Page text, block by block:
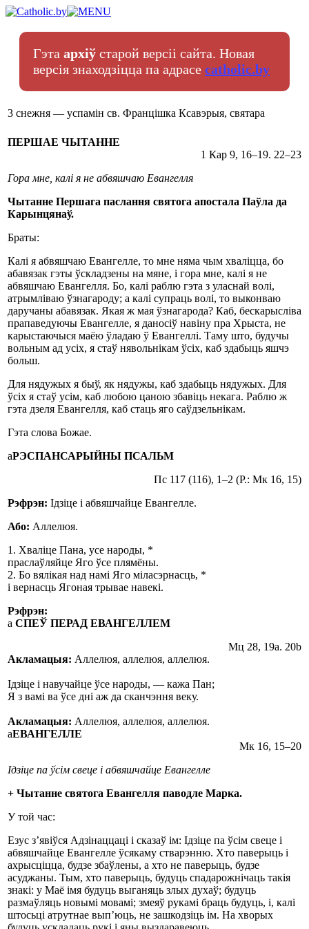
Гэта архіў старой версіі сайта. Новая
версія знаходзіцца па адрасе catholic.by
3 снежня — успамін св. Францішка Ксавэрыя, святара
ПЕРШАЕ ЧЫТАННЕ
1 Кар 9, 16–19. 22–23
Гора мне, калі я не абвяшчаю Евангелля
Чытанне Першага паслання святога апостала Паўла да
Карынцянаў.
Браты:
Калі я абвяшчаю Евангелле, то мне няма чым хваліцца, бо
абавязак гэты ўскладзены на мяне, і гора мне, калі я не
абвяшчаю Евангелля. Бо, калі раблю гэта з уласнай волі,
атрымліваю ўзнагароду; а калі супраць волі, то выконваю
даручаны абавязак. Якая ж мая ўзнагарода? Каб, бескарысліва
прапаведуючы Евангелле, я даносіў навіну пра Хрыста, не
карыстаючыся маёю ўладаю ў Евангеллі. Таму што, будучы
вольным ад усіх, я стаў нявольнікам ўсіх, каб здабыць яшчэ
больш.
Для нядужых я быў, як нядужы, каб здабыць нядужых. Для
ўсіх я стаў усім, каб любою цаною збавіць некага. Раблю ж
гэта дзеля Евангелля, каб стаць яго саўдзельнікам.
Гэта слова Божае.
аРЭСПАНСАРЫЙНЫ ПСАЛЬМ
Пс 117 (116), 1–2 (Р.: Мк 16, 15)
Рэфрэн: Ідзіце і абвяшчайце Евангелле.
Або: Аллелюя.
1. Хваліце Пана, усе народы, *
праслаўляйце Яго ўсе плямёны.
2. Бо вялікая над намі Яго міласэрнасць, *
і вернасць Ягоная трывае навекі.
Рэфрэн:
а СПЕЎ ПЕРАД ЕВАНГЕЛЛЕМ
Мц 28, 19а. 20b
Акламацыя: Аллелюя, аллелюя, аллелюя.
Ідзіце і навучайце ўсе народы, — кажа Пан;
Я з вамі ва ўсе дні аж да сканчэння веку.
Акламацыя: Аллелюя, аллелюя, аллелюя.
аЕВАНГЕЛЛЕ
Мк 16, 15–20
Ідзіце па ўсім свеце і абвяшчайце Евангелле
+ Чытанне cвятога Евангелля паводле Марка.
У той час:
Езус з’явіўся Адзінаццаці і сказаў ім: Ідзіце па ўсім свеце і
абвяшчайце Евангелле ўсякаму стварэнню. Хто паверыць і
ахрысціцца, будзе збаўлены, а хто не паверыць, будзе
асуджаны. Тым, хто паверыць, будуць спадарожнічаць такія
знакі: у Маё імя будуць выганяць злых духаў; будуць
размаўляць новымі мовамі; змеяў рукамі браць будуць, і, калі
штосьці атрутнае вып’юць, не зашкодзіць ім. На хворых